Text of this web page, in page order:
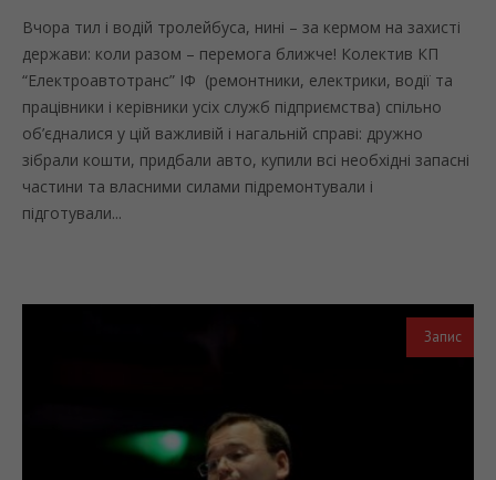
Вчора тил і водій тролейбуса, нині – за кермом на захисті
держави: коли разом – перемога ближче! Колектив КП
“Електроавтотранс” ІФ (ремонтники, електрики, водії та
працівники і керівники усіх служб підприємства) спільно
об’єдналися у цій важливій і нагальній справі: дружно
зібрали кошти, придбали авто, купили всі необхідні запасні
частини та власними силами підремонтували і
підготували...
Запис